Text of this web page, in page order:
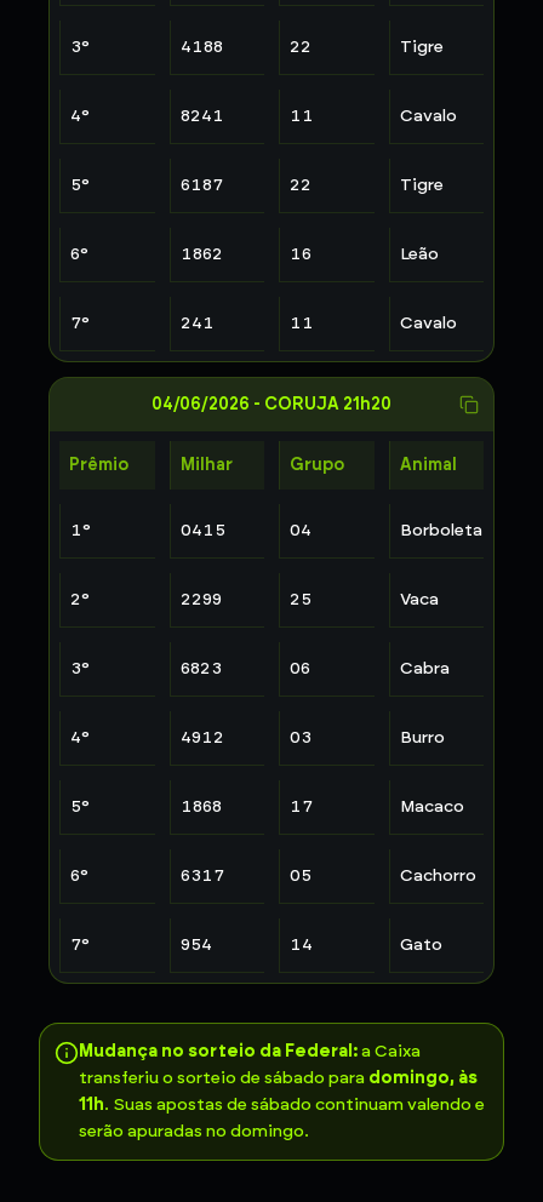
3° 4188 22 Tigre
4° 8241 11 Cavalo
5° 6187 22 Tigre
6° 1862 16 Leão
7° 241 11 Cavalo
04/06/2026 - CORUJA 21h20
Prêmio Milhar Grupo Animal
1° 0415 04 Borboleta
2° 2299 25 Vaca
3° 6823 06 Cabra
4° 4912 03 Burro
5° 1868 17 Macaco
6° 6317 05 Cachorro
7° 954 14 Gato
Mudança no sorteio da Federal:a Caixa
transferiu o sorteio de sábado para domingo, às
11h. Suas apostas de sábado continuam valendo e
serão apuradas no domingo.